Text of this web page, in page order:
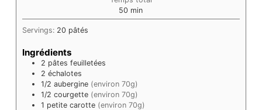
50 minutes
min
Servings: 20 pâtés
Ingrédients
2 pâtes feuilletées
2 échalotes
1/2 aubergine (environ 70g)
1/2 courgette (environ 70g)
1 petite carotte (environ 70g)